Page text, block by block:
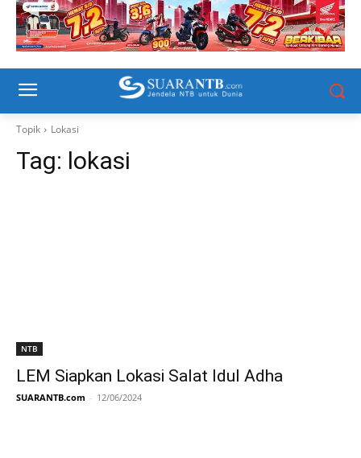
Topik Lokasi
Tag: lokasi
NTB
LEM Siapkan Lokasi Salat Idul Adha
SUARANTB.com - 12/06/2024